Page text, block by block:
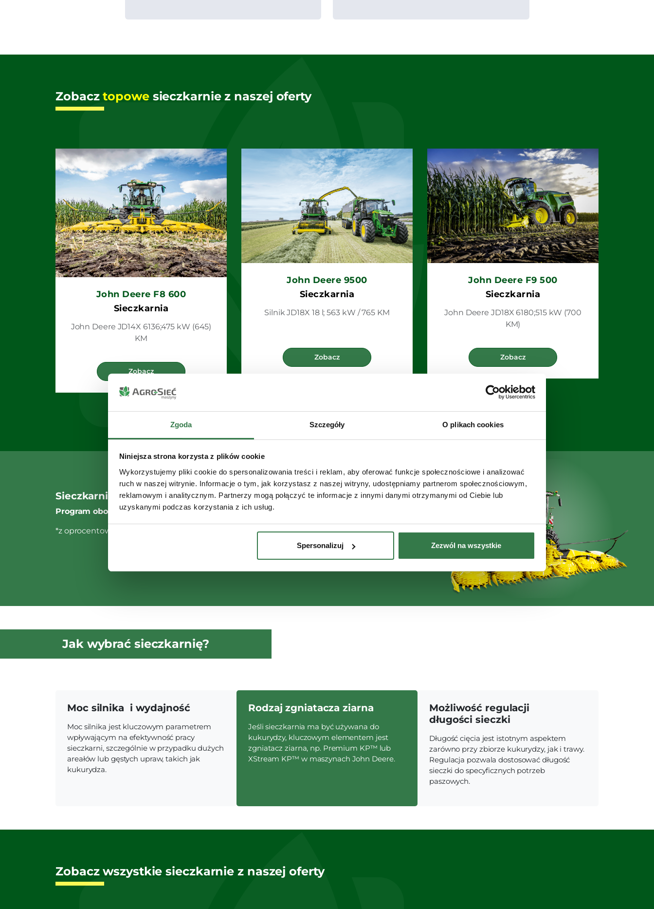
Zgoda Szczegóły O plikach cookies
Niniejsza strona korzysta z plików cookie
Wykorzystujemy pliki cookie do spersonalizowania treści i reklam, aby oferować funkcje społecznościowe i analizować
ruch w naszej witrynie. Informacje o tym, jak korzystasz z naszej witryny, udostępniamy partnerom społecznościowym,
reklamowym i analitycznym. Partnerzy mogą połączyć te informacje z innymi danymi otrzymanymi od Ciebie lub
uzyskanymi podczas korzystania z ich usług.
Spersonalizuj Zezwól na wszystkie
Zobacztopowesieczkarnie z naszej oferty
John Deere F8 600
Sieczkarnia
John Deere JD14X 6136;475 kW (645)
KM
Zobacz
John Deere 9500
Sieczkarnia
Silnik JD18X 18 l; 563 kW / 765 KM
Zobacz
John Deere F9 500
Sieczkarnia
John Deere JD18X 6180;515 kW (700
KM)
Zobacz
Sieczkarnie samojezdne John Deere - 2 lata 0% z PowerGard+ (1+2)
Program obowiązuje dla maszyn zamówionych w okresie do:
*z oprocentowaniem
Jak wybrać sieczkarnię?
Moc silnika i wydajność
Moc silnika jest kluczowym parametrem
wpływającym na efektywność pracy
sieczkarni, szczególnie w przypadku dużych
areałów lub gęstych upraw, takich jak
kukurydza.
Rodzaj zgniatacza ziarna
Jeśli sieczkarnia ma być używana do
kukurydzy, kluczowym elementem jest
zgniatacz ziarna, np. Premium KP™ lub
XStream KP™ w maszynach John Deere.
Możliwość regulacji
długości sieczki
Długość cięcia jest istotnym aspektem
zarówno przy zbiorze kukurydzy, jak i trawy.
Regulacja pozwala dostosować długość
sieczki do specyficznych potrzeb
paszowych.
Zobacz wszystkie sieczkarnie z naszej oferty